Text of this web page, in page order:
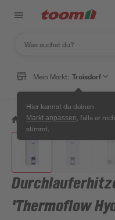
Mein Markt: Troisdorf
Hier kannst du deinen
Markt anpassen , falls er
stimmt.
/ Bad & Sanitär /
'Thermoflow